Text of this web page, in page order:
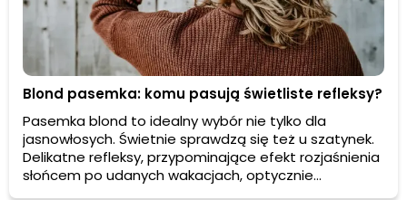
Blond pasemka: komu pasują świetliste refleksy?
Pasemka blond to idealny wybór nie tylko dla
jasnowłosych. Świetnie sprawdzą się też u szatynek.
Delikatne refleksy, przypominające efekt rozjaśnienia
słońcem po udanych wakacjach, optycznie
zagęszczają pasma bez obciążania ich. Sprawdź, jak